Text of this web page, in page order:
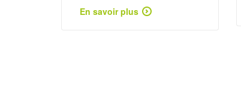
En savoir plus